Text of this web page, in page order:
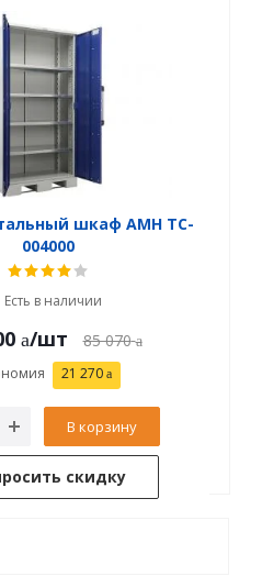
шкаф AMH TC-
004000
Есть в наличии
/шт 85 070
21 270
В корзину
скидку